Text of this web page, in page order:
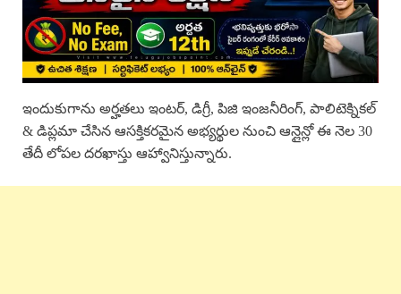
ఇందుకుగాను అర్హతలు ఇంటర్, డిగ్రీ, పిజి ఇంజనీరింగ్, పాలిటెక్నికల్
& డిప్లమా చేసిన ఆసక్తికరమైన అభ్యర్థుల నుంచి ఆన్లైన్లో ఈ నెల 30
తేదీ లోపల దరఖాస్తు ఆహ్వానిస్తున్నారు.